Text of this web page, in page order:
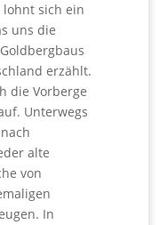
lohnt sich ein
uns die
erzählt.
die Vorberge
Unterwegs
alte
von
In